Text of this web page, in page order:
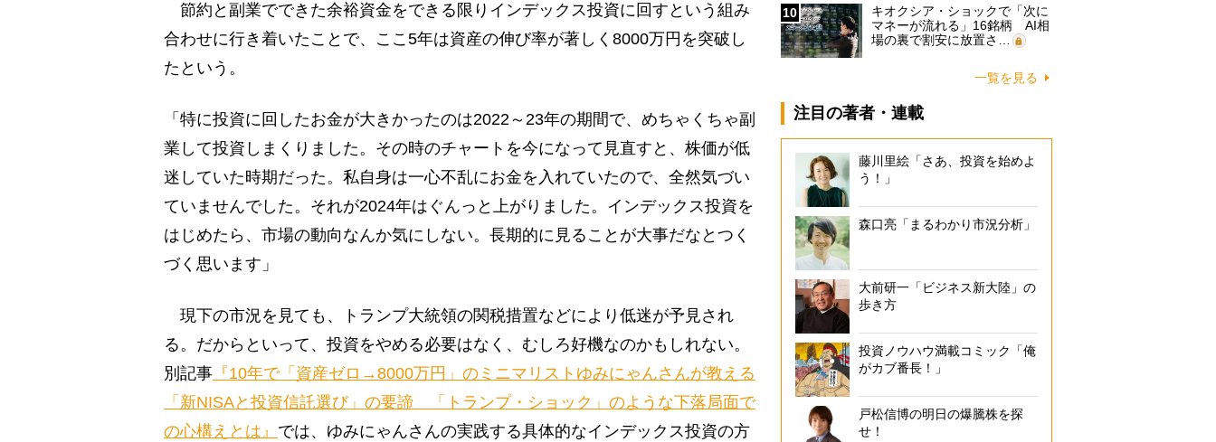
節約と副業でできた余裕資金をできる限りインデックス投資に回すという組み
合わせに行き着いたことで、ここ5年は資産の伸び率が著しく8000万円を突破し
たという。
「特に投資に回したお金が大きかったのは2022～23年の期間で、めちゃくちゃ副
業して投資しまくりました。その時のチャートを今になって見直すと、株価が低
迷していた時期だった。私自身は一心不乱にお金を入れていたので、全然気づい
ていませんでした。それが2024年はぐんっと上がりました。インデックス投資を
はじめたら、市場の動向なんか気にしない。長期的に見ることが大事だなとつく
づく思います」
現下の市況を見ても、トランプ大統領の関税措置などにより低迷が予見され
る。だからといって、投資をやめる必要はなく、むしろ好機なのかもしれない。
別記事 『10年で「資産ゼロ→8000万円」のミニマリストゆみにゃんさんが教える
「新NISAと投資信託選び」の要諦 「トランプ・ショック」のような下落局面で
の心構えとは』 では、ゆみにゃんさんの実践する具体的なインデックス投資の方
10
キオクシア・ショックで「次に
マネーが流れる」16銘柄 AI相
場の裏で割安に放置さ…
一覧を見る
注目の著者・連載
藤川里絵「さあ、投資を始めよ
う！」
森口亮「まるわかり市況分析」
大前研一「ビジネス新大陸」の
歩き方
投資ノウハウ満載コミック「俺
がカブ番長！」
戸松信博の明日の爆騰株を探
せ！